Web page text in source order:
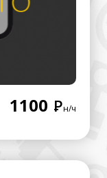
1100 Рн/ч